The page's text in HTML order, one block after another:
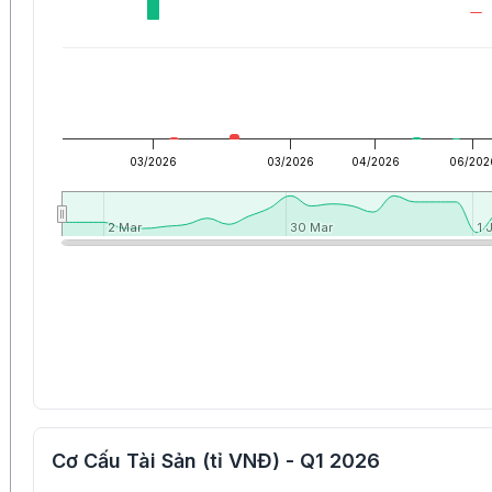
03/2026 03/2026 04/2026 06/
2 Mar
2 Mar 30 Mar
30 Mar 1
1
Cơ Cấu Tài Sản (tỉ VNĐ) - Q1 2026